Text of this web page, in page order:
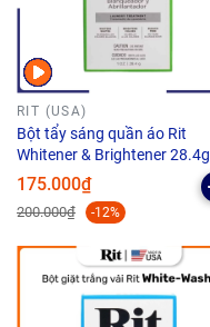
RIT (USA)
Bột tẩy sáng quần áo Rit
Whitener & Brightener 28.4g
175.000₫
200.000₫ -12%